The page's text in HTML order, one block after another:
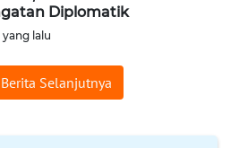
Diplomatik
yang lalu
Selanjutnya